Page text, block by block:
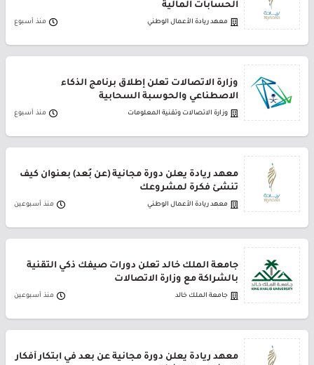
الحسابات المالية
معهد ريادة الأعمال الوطني منذ أسبوع
وزارة الاتصالات تعلن إطلاق برنامج الذكاء
الاصطناعي والحوسبة السحابية
وزارة الاتصالات وتقنية المعلومات منذ أسبوع
معهد ريادة يعلن دورة مجانية (عن بُعد) بعنوان كيف
تنشئ فكرة لمشروعك
معهد ريادة الأعمال الوطني منذ أسبوعين
جامعة الملك خالد تعلن دورات صيفك ذكي التقنية
بالشراكة مع وزارة الاتصالات
جامعة الملك خالد منذ أسبوعين
معهد ريادة يعلن دورة مجانية عن بعد في ابتكار أفكار